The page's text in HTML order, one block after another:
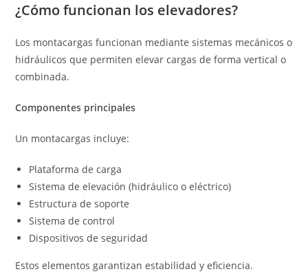
¿Cómo funcionan los elevadores?
Los montacargas funcionan mediante sistemas mecánicos o
hidráulicos que permiten elevar cargas de forma vertical o
combinada.
Componentes principales
Un montacargas incluye:
Plataforma de carga
Sistema de elevación (hidráulico o eléctrico)
Estructura de soporte
Sistema de control
Dispositivos de seguridad
Estos elementos garantizan estabilidad y eficiencia.